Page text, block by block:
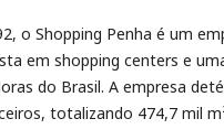
o Shopping Penha é um
em shopping centers e
do Brasil. A empresa
totalizando 474,7 mil